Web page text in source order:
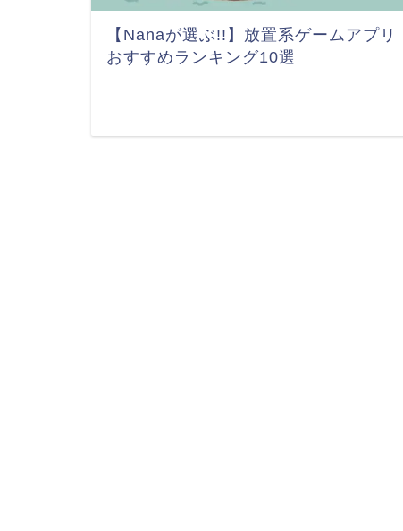
【Nanaが選ぶ!!】放置系ゲームアプリ
おすすめランキング10選